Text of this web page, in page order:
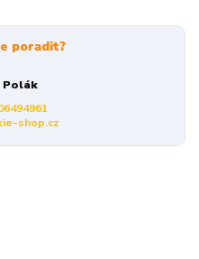
poradit?
Polák
shop.cz